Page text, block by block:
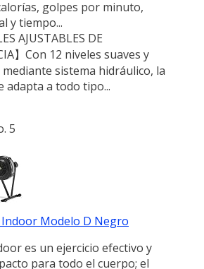
golpes por minuto,
y tiempo...
AJUSTABLES DE
】Con 12 niveles suaves y
sistema hidráulico, la
adapta a todo tipo...
5
Indoor Modelo D Negro
es un ejercicio efectivo y
para todo el cuerpo; el